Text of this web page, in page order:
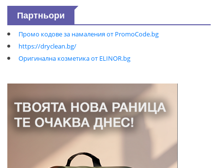
Партньори
Промо кодове за намаления от PromoCode.bg
https://dryclean.bg/
Оригинална козметика от ELINOR.bg